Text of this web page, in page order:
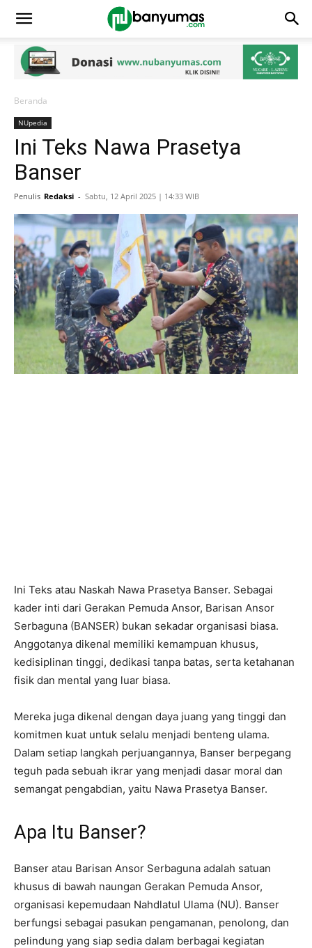
Beranda
NUpedia
Ini Teks Nawa Prasetya
Banser
Penulis Redaksi - Sabtu, 12 April 2025 | 14:33 WIB
Ini Teks atau Naskah Nawa Prasetya Banser. Sebagai
kader inti dari Gerakan Pemuda Ansor, Barisan Ansor
Serbaguna (BANSER) bukan sekadar organisasi biasa.
Anggotanya dikenal memiliki kemampuan khusus,
kedisiplinan tinggi, dedikasi tanpa batas, serta ketahanan
fisik dan mental yang luar biasa.
Mereka juga dikenal dengan daya juang yang tinggi dan
komitmen kuat untuk selalu menjadi benteng ulama.
Dalam setiap langkah perjuangannya, Banser berpegang
teguh pada sebuah ikrar yang menjadi dasar moral dan
semangat pengabdian, yaitu Nawa Prasetya Banser.
Apa Itu Banser?
Banser atau Barisan Ansor Serbaguna adalah satuan
khusus di bawah naungan Gerakan Pemuda Ansor,
organisasi kepemudaan Nahdlatul Ulama (NU). Banser
berfungsi sebagai pasukan pengamanan, penolong, dan
pelindung yang siap sedia dalam berbagai kegiatan